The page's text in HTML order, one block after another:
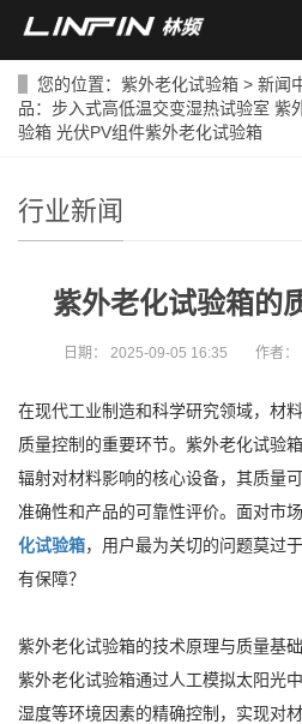
您的位置： 紫外老化试验箱 > 新闻
品： 步入式高低温交变湿热试验室 紫
验箱 光伏PV组件紫外老化试验箱
行业新闻
紫外老化试验箱的
日期： 2025-09-05 16:35 作者：
在现代工业制造和科学研究领域，材
质量控制的重要环节。紫外老化试验
辐射对材料影响的核心设备，其质量
准确性和产品的可靠性评价。面对市
化试验箱，用户最为关切的问题莫过
有保障？
紫外老化试验箱的技术原理与质量基础
紫外老化试验箱通过人工模拟太阳光
湿度等环境因素的精确控制，实现对